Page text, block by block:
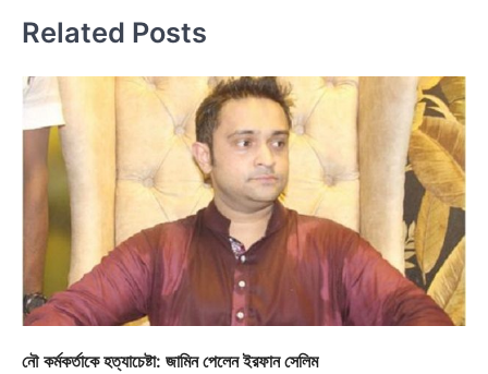
Related Posts
নৌ কর্মকর্তাকে হত্যাচেষ্টা: জামিন পেলেন ইরফান সেলিম